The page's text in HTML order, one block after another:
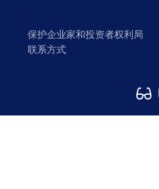
保护企业家和投资者权利局
联系方式